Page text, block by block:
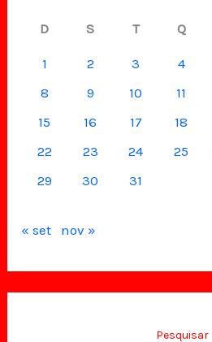
D S T Q
1 2 3 4
8
9 10 11
15
16 17 18
22
23 24 25
29
30 31
« set nov »
Pesquisar